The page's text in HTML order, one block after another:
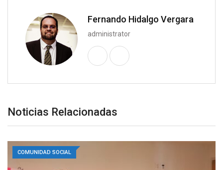
Fernando Hidalgo Vergara
administrator
Noticias Relacionadas
COMUNIDAD SOCIAL